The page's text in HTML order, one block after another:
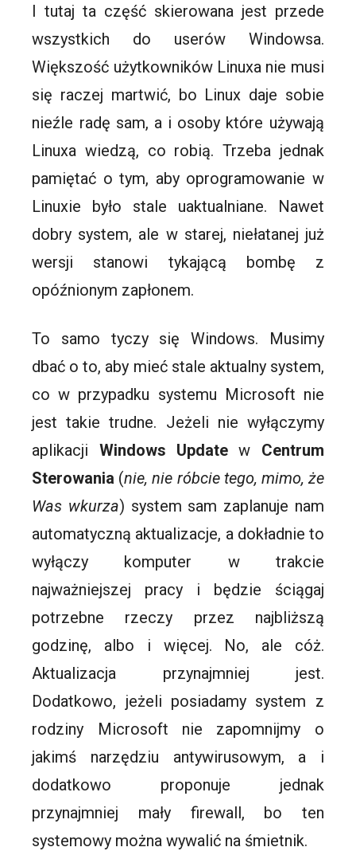
I tutaj ta część skierowana jest przede
wszystkich do userów Windowsa.
Większość użytkowników Linuxa nie musi
się raczej martwić, bo Linux daje sobie
nieźle radę sam, a i osoby które używają
Linuxa wiedzą, co robią. Trzeba jednak
pamiętać o tym, aby oprogramowanie w
Linuxie było stale uaktualniane. Nawet
dobry system, ale w starej, niełatanej już
wersji stanowi tykającą bombę z
opóźnionym zapłonem.
To samo tyczy się Windows. Musimy
dbać o to, aby mieć stale aktualny system,
co w przypadku systemu Microsoft nie
jest takie trudne. Jeżeli nie wyłączymy
aplikacji Windows Update w Centrum
Sterowania (nie, nie róbcie tego, mimo, że
Was wkurza) system sam zaplanuje nam
automatyczną aktualizacje, a dokładnie to
wyłączy komputer w trakcie
najważniejszej pracy i będzie ściągaj
potrzebne rzeczy przez najbliższą
godzinę, albo i więcej. No, ale cóż.
Aktualizacja przynajmniej jest.
Dodatkowo, jeżeli posiadamy system z
rodziny Microsoft nie zapomnijmy o
jakimś narzędziu antywirusowym, a i
dodatkowo proponuje jednak
przynajmniej mały firewall, bo ten
systemowy można wywalić na śmietnik.